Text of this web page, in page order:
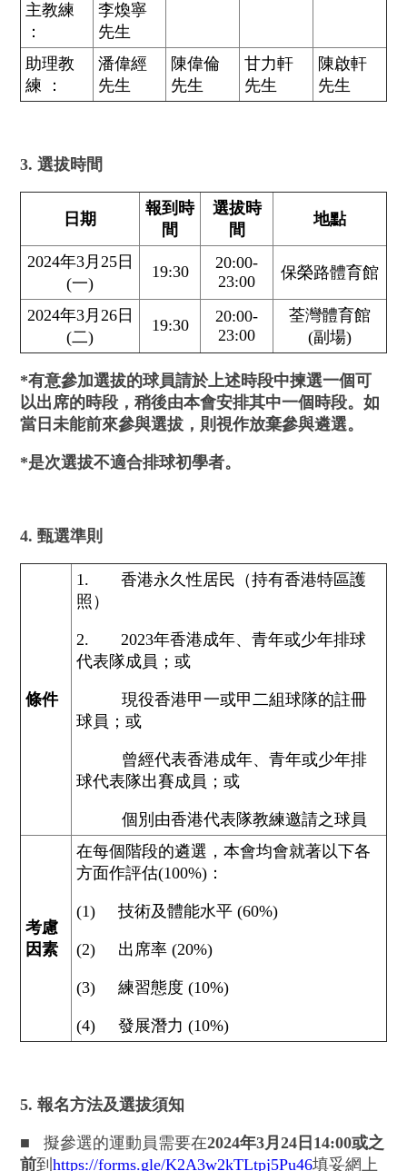
主教練
：
李煥寧
先生
助理教
練 ：
潘偉經
先生
陳偉倫
先生
甘力軒
先生
陳啟軒
先生
3. 選拔時間
日期
報到時
間
選拔時
間
地點
2024年3月25日
(一)
19:30
20:00-
23:00
保榮路體育館
2024年3月26日
(二)
19:30
20:00-
23:00
荃灣體育館
(副場)
*有意參加選拔的球員請於上述時段中揀選一個可
以出席的時段 ， 稍後由本會安排其中一個時段。 如
當日未能前來參與選拔，則視作放棄參與遴選。
*是次選拔不適合排球初學者。
4. 甄選準則
條件
1. 香港永久性居民（持有香港特區護
照）
2. 2023年香港成年、青年或少年排球
代表隊成員；或
現役香港甲一或甲二組球隊的註冊
球員；或
曾經代表香港成年、青年或少年排
球代表隊出賽成員；或
個別由香港代表隊教練邀請之球員
考慮
因素
在每個階段的遴選，本會均會就著以下各
方面作評估(100%)：
(1) 技術及體能水平 (60%)
(2) 出席率 (20%)
(3) 練習態度 (10%)
(4) 發展潛力 (10%)
5. 報名方法及選拔須知
■ 擬參選的運動員需要在2024年3月24日14:00或之
前到 https://forms.gle/K2A3w2kTLtpj5Pu46填妥網上